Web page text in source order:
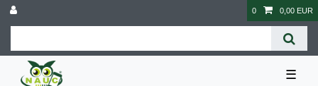
0 0,00 EUR
☰